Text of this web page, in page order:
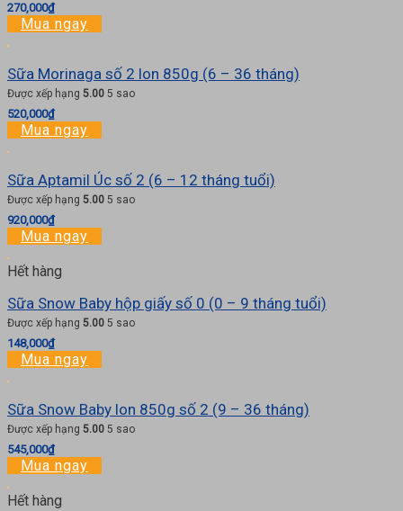
270,000₫
Mua ngay
Sữa Morinaga số 2 lon 850g (6 – 36 tháng)
Được xếp hạng 5.00 5 sao
520,000₫
Mua ngay
Sữa Aptamil Úc số 2 (6 – 12 tháng tuổi)
Được xếp hạng 5.00 5 sao
920,000₫
Mua ngay
Hết hàng
Sữa Snow Baby hộp giấy số 0 (0 – 9 tháng tuổi)
Được xếp hạng 5.00 5 sao
148,000₫
Mua ngay
Sữa Snow Baby lon 850g số 2 (9 – 36 tháng)
Được xếp hạng 5.00 5 sao
545,000₫
Mua ngay
Hết hàng